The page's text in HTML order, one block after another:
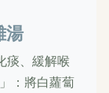
湯
痰、緩解喉
：將白蘿蔔